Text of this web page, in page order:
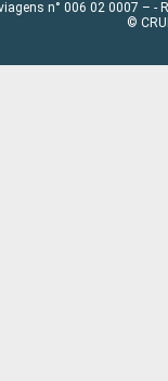
n° 006 02 0007 – -
©